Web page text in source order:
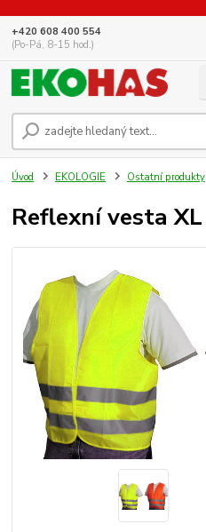
+420 608 400 554
(Po-Pá, 8-15 hod.)
Úvod EKOLOGIE Ostatní produkty
Reflexní vesta XL